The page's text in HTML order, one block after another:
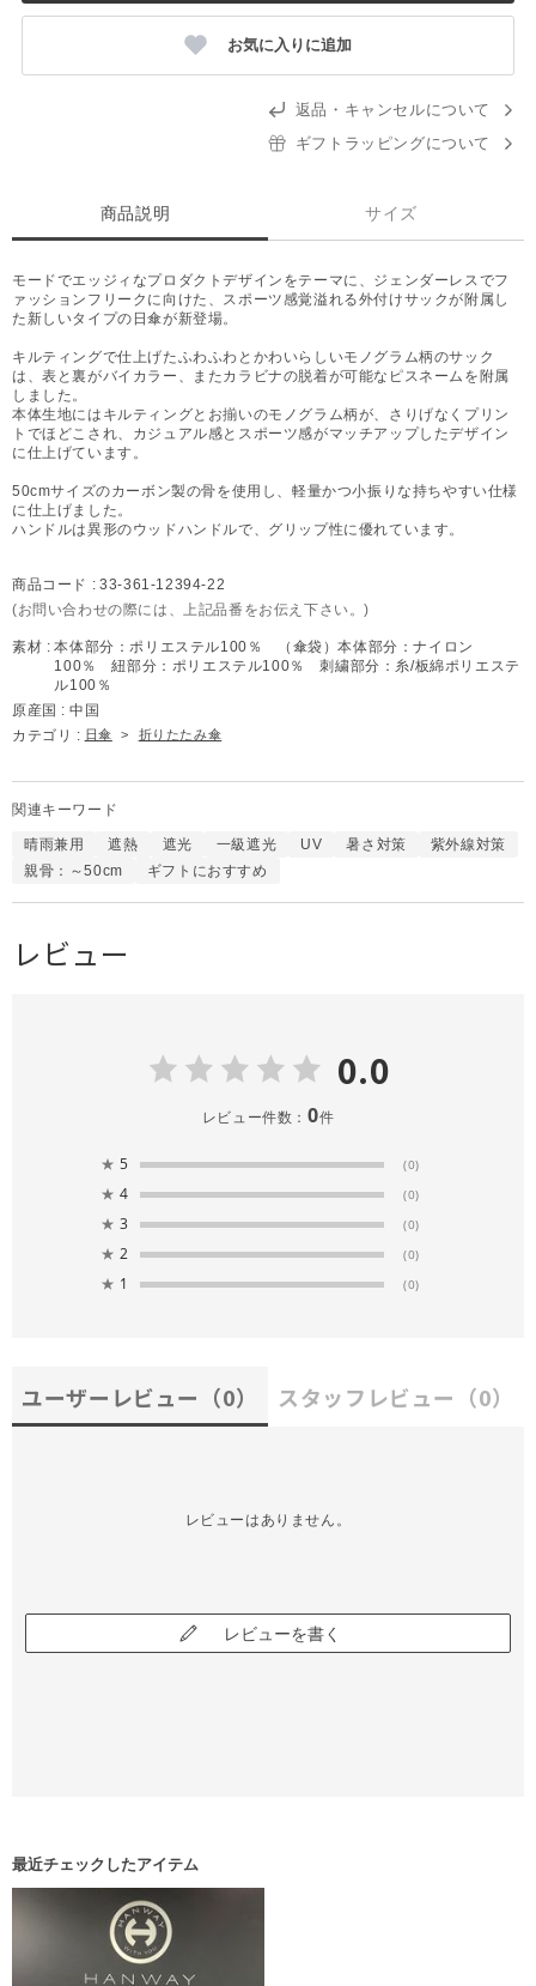
お気に入りに追加
返品・キャンセルについて
ギフトラッピングについて
商品説明 サイズ
モードでエッジィなプロダクトデザインをテーマに、ジェンダーレスでフ
ァッションフリークに向けた、スポーツ感覚溢れる外付けサックが附属し
た新しいタイプの日傘が新登場。
キルティングで仕上げたふわふわとかわいらしいモノグラム柄のサック
は、表と裏がバイカラー、またカラビナの脱着が可能なピスネームを附属
しました。
本体生地にはキルティングとお揃いのモノグラム柄が、さりげなくプリン
トでほどこされ、カジュアル感とスポーツ感がマッチアップしたデザイン
に仕上げています。
50cmサイズのカーボン製の骨を使用し、軽量かつ小振りな持ちやすい仕様
に仕上げました。
ハンドルは異形のウッドハンドルで、グリップ性に優れています。
商品コード : 33-361-12394-22
(お問い合わせの際には、上記品番をお伝え下さい。)
素材 : 本体部分：ポリエステル100％ （傘袋）本体部分：ナイロン
100％ 紐部分：ポリエステル100％ 刺繍部分：糸/板綿ポリエステ
ル100％
原産国 : 中国
カテゴリ : 日傘 > 折りたたみ傘
関連キーワード
晴雨兼用 遮熱 遮光 一級遮光 UV 暑さ対策
紫外線対策
親骨：～50cm
ギフトにおすすめ
レビュー
0.0
レビュー件数： 0件
★ 5 (0)
★ 4 (0)
★ 3 (0)
★ 2 (0)
★ 1 (0)
ユーザーレビュー （0） スタッフレビュー （0）
レビューはありません。
レビューを書く
最近チェックしたアイテム